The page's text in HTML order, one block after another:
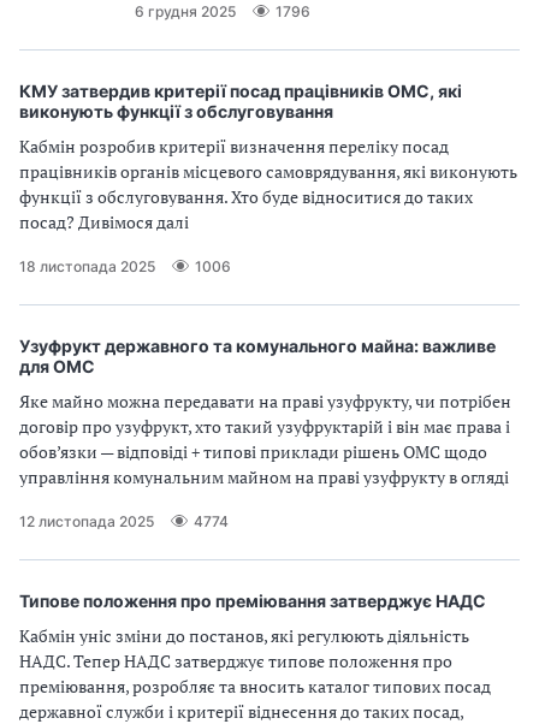
6 грудня 2025 1796
КМУ затвердив критерії посад працівників ОМС, які
виконують функції з обслуговування
Кабмін розробив критерії визначення переліку посад
працівників органів місцевого самоврядування, які виконують
функції з обслуговування. Хто буде відноситися до таких
посад? Дивімося далі
18 листопада 2025 1006
Узуфрукт державного та комунального майна: важливе
для ОМС
Яке майно можна передавати на праві узуфрукту, чи потрібен
договір про узуфрукт, хто такий узуфруктарій і він має права і
обов’язки — відповіді + типові приклади рішень ОМС щодо
управління комунальним майном на праві узуфрукту в огляді
12 листопада 2025 4774
Типове положення про преміювання затверджує НАДС
Кабмін уніс зміни до постанов, які регулюють діяльність
НАДС. Тепер НАДС затверджує типове положення про
преміювання, розробляє та вносить каталог типових посад
державної служби і критерії віднесення до таких посад,